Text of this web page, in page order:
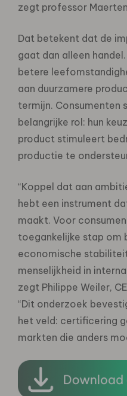
zegt professor
Dat betekent dat de
gaat dan alleen
betere
aan duurzamere
termijn. Consumenten
belangrijke rol: hun
product stimuleert
productie te
“Koppel dat aan
hebt een instrument
maakt. Voor
toegankelijke stap om
economische
menselijkheid in
zegt Philippe Weiler,
“Dit onderzoek
het veld: certificering
markten die anders